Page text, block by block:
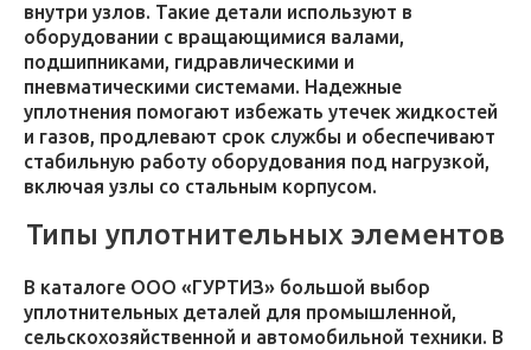
внутри узлов. Такие детали используют в
оборудовании с вращающимися валами,
подшипниками, гидравлическими и
пневматическими системами. Надежные
уплотнения помогают избежать утечек жидкостей
и газов, продлевают срок службы и обеспечивают
стабильную работу оборудования под нагрузкой,
включая узлы со стальным корпусом.
Типы уплотнительных элементов
В каталоге ООО «ГУРТИЗ» большой выбор
уплотнительных деталей для промышленной,
сельскохозяйственной и автомобильной техники. В